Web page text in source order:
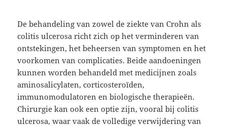
De behandeling van zowel de ziekte van Crohn als
colitis ulcerosa richt zich op het verminderen van
ontstekingen, het beheersen van symptomen en het
voorkomen van complicaties. Beide aandoeningen
kunnen worden behandeld met medicijnen zoals
aminosalicylaten, corticosteroïden,
immunomodulatoren en biologische therapieën.
Chirurgie kan ook een optie zijn, vooral bij colitis
ulcerosa, waar vaak de volledige verwijdering van